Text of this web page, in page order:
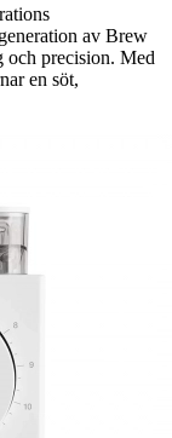
av Brew
och precision. Med
en söt,